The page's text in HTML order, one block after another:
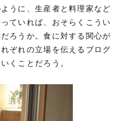
うに、生産者と料理家など
ていれば、おそらくこうい
ろうか。食に対する関心が
ぞれの立場を伝えるブログ
くことだろう。